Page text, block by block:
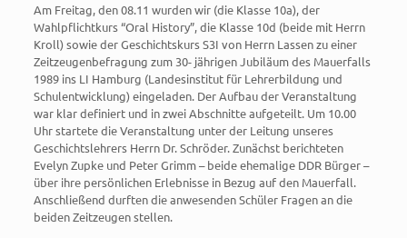
Am Freitag, den 08.11 wurden wir (die Klasse 10a), der
Wahlpflichtkurs “Oral History”, die Klasse 10d (beide mit Herrn
Kroll) sowie der Geschichtskurs S3I von Herrn Lassen zu einer
Zeitzeugenbefragung zum 30- jährigen Jubiläum des Mauerfalls
1989 ins LI Hamburg (Landesinstitut für Lehrerbildung und
Schulentwicklung) eingeladen. Der Aufbau der Veranstaltung
war klar definiert und in zwei Abschnitte aufgeteilt. Um 10.00
Uhr startete die Veranstaltung unter der Leitung unseres
Geschichtslehrers Herrn Dr. Schröder. Zunächst berichteten
Evelyn Zupke und Peter Grimm – beide ehemalige DDR Bürger –
über ihre persönlichen Erlebnisse in Bezug auf den Mauerfall.
Anschließend durften die anwesenden Schüler Fragen an die
beiden Zeitzeugen stellen.